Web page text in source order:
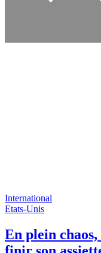
International
Etats-Unis
En plein